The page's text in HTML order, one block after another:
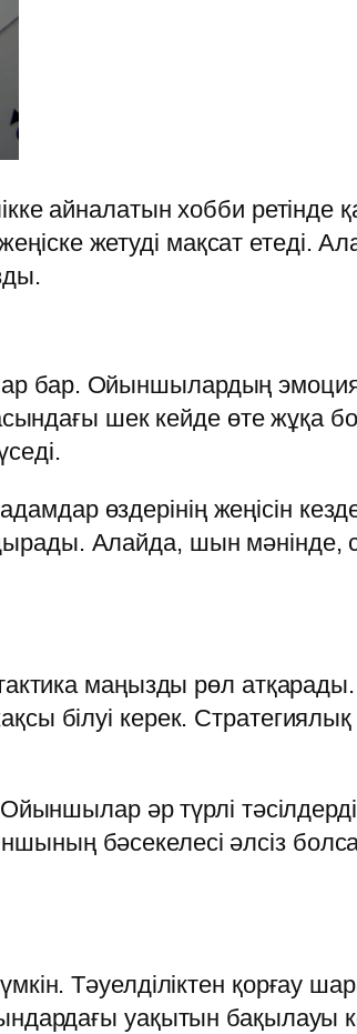
айналатын хобби ретінде
жетуді мақсат етеді.
бар. Ойыншылардың
шек кейде өте
өздерінің жеңісін
Алайда, шын мәнінде,
тактика маңызды рөл
білуі керек.
әр түрлі
бәсекелесі әлсіз болса,
Тәуелділіктен қорғау
уақытын бақылауы